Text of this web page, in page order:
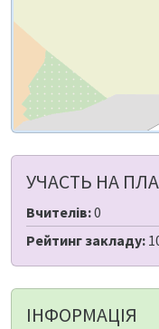
УЧАСТЬ НА
Вчителів:0
Рейтинг закладу:
ІНФОРМАЦІЯ